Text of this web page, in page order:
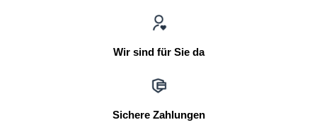
Wir sind für Sie da
Sichere Zahlungen